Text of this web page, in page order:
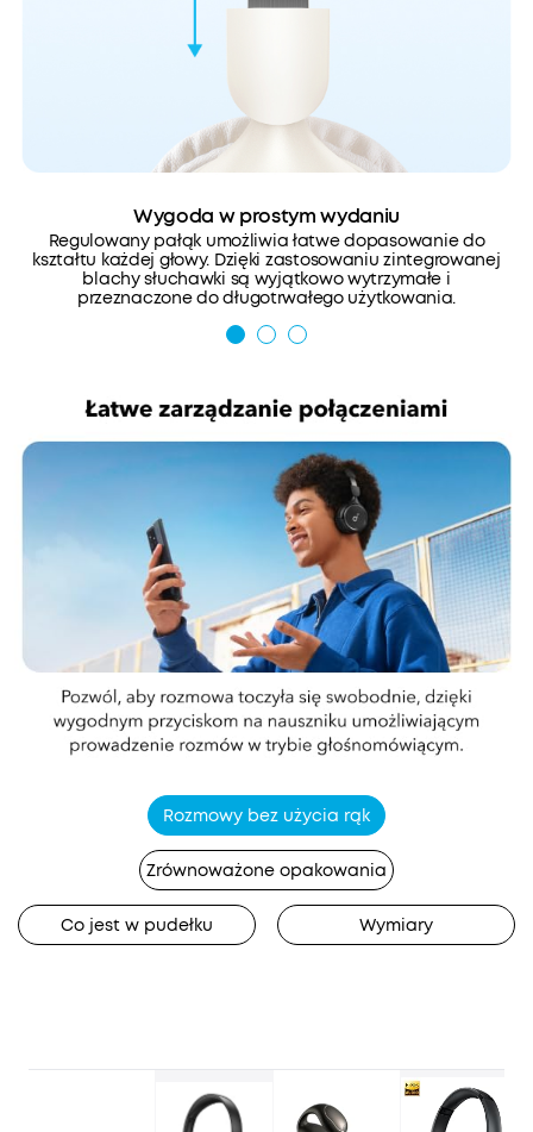
Wygoda w prostym wydaniu
Regulowany pałąk umożliwia łatwe dopasowanie do
kształtu każdej głowy. Dzięki zastosowaniu zintegrowanej
blachy słuchawki są wyjątkowo wytrzymałe i
przeznaczone do długotrwałego użytkowania.
Rozmowy bez użycia rąk
Zrównoważone opakowania
Co jest w pudełku Wymiary